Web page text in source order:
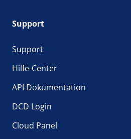
Support
Support
Hilfe-Center
API Dokumentation
DCD Login
Cloud Panel